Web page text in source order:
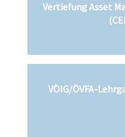
Vertiefung Asset
VÖIG/ÖVFA-